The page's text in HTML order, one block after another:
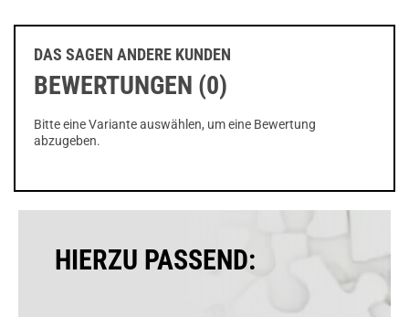
DAS SAGEN ANDERE KUNDEN
BEWERTUNGEN (0)
Bitte eine Variante auswählen, um eine Bewertung
abzugeben.
HIERZU PASSEND: